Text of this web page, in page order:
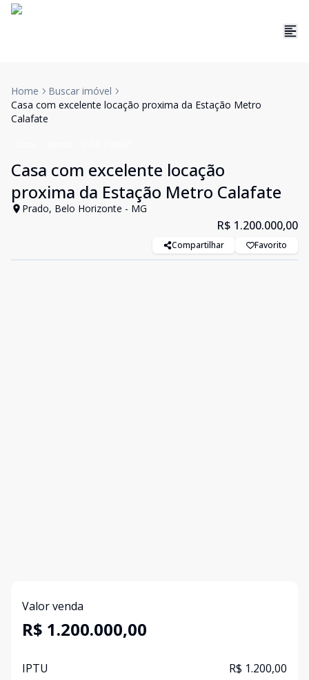
Home
Buscar imóvel
Casa com excelente locação proxima da Estação Metro
Calafate
Casa com excelente locação
proxima da Estação Metro Calafate
Prado, Belo Horizonte - MG
R$ 1.200.000,00
Compartilhar Favorito
Valor venda
R$ 1.200.000,00
IPTU R$ 1.200,00